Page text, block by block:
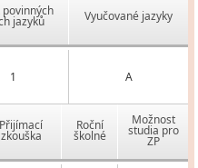
povinných
jazyků Vyučované jazyky
1 A
Přijímací
zkouška
Roční
školné
Možnost
studia pro
ZP